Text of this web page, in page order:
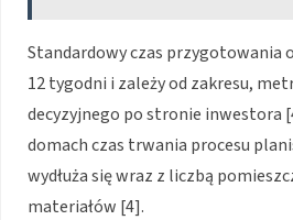
Standardowy czas przygotowania
12 tygodni i zależy od zakresu,
decyzyjnego po stronie inwestora
domach czas trwania procesu
wydłuża się wraz z liczbą
materiałów [4].